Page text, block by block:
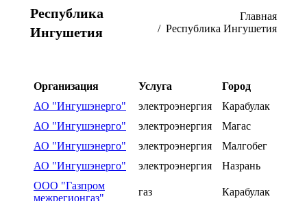
Республика
Ингушетия
Главная
Республика Ингушетия
Организация Услуга
Город
АО "Ингушэнерго"
электроэнергия
Карабулак
АО "Ингушэнерго"
электроэнергия
Магас
АО "Ингушэнерго"
электроэнергия
Малгобег
АО "Ингушэнерго"
электроэнергия
Назрань
ООО "Газпром
межрегионгаз"
газ Карабулак